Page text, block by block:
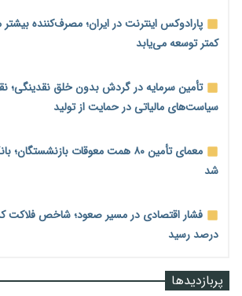
پارادوکس اینترنت در ایران؛ مصرف‌کننده
کمتر توسعه می‌یابد
تأمین سرمایه در گردش بدون خلق نقدینگی؛
سیاست‌های مالیاتی در حمایت از تولید
معمای تأمین ۸۰ همت معوقات
شد
درصد رسید
رشد ۷۵ هزار میلیاردی بازار خرید اعتباری؛ پربازدیدها